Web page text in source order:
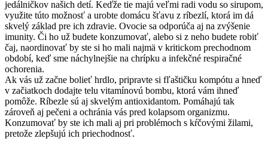
jedálničkov našich detí. Keďže tie majú veľmi radi vodu so sirupom,
využite túto možnosť a urobte domácu šťavu z ríbezlí, ktorá im dá
skvelý základ pre ich zdravie. Ovocie sa odporúča aj na zvýšenie
imunity. Či ho už budete konzumovať, alebo si z neho budete robiť
čaj, naordinovať by ste si ho mali najmä v kritickom prechodnom
období, keď sme náchylnejšie na chrípku a infekčné respiračné
ochorenia.
Ak vás už začne bolieť hrdlo, pripravte si fľaštičku kompótu a hneď
v začiatkoch dodajte telu vitamínovú bombu, ktorá vám ihneď
pomôže. Ríbezle sú aj skvelým antioxidantom. Pomáhajú tak
zároveň aj pečeni a ochránia vás pred kolapsom organizmu.
Konzumovať by ste ich mali aj pri problémoch s kŕčovými žilami,
pretože zlepšujú ich priechodnosť.